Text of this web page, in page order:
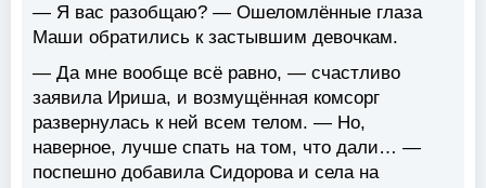
— Я вас разобщаю? — Ошеломлённые глаза
Маши обратились к застывшим девочкам.
— Да мне вообще всё равно, — счастливо
заявила Ириша, и возмущённая комсорг
развернулась к ней всем телом. — Но,
наверное, лучше спать на том, что дали… —
поспешно добавила Сидорова и села на